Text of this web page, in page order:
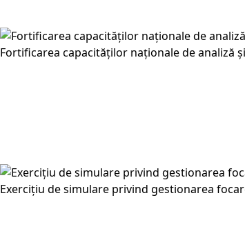
Fortificarea capacităților naționale de
Exercițiu de simulare privind gestionarea